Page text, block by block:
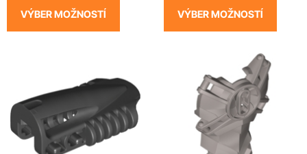
VÝBER MOŽNOSTÍ VÝBER MOŽNOSTÍ